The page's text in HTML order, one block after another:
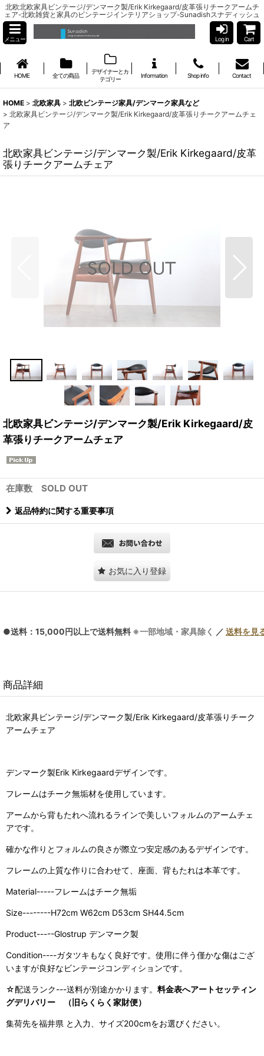
北欧北欧家具ビンテージ/デンマーク製/Erik Kirkegaard/皮革張りチークアームチ
ェア-北欧雑貨と家具のビンテージインテリアショップ-Sunadishスナディッシュ
メニュー Log in Cart
HOME 全ての商品
デザイナーとカ
テゴリー
Information Shop info Contact
HOME > 北欧家具 > 北欧ビンテージ家具/デンマーク家具など
> 北欧家具ビンテージ/デンマーク製/Erik Kirkegaard/皮革張りチークアームチェ
ア
北欧家具ビンテージ/デンマーク製/Erik Kirkegaard/皮革
張りチークアームチェア
北欧家具ビンテージ/デンマーク製/Erik Kirkegaard/皮
革張りチークアームチェア
在庫数 SOLD OUT
返品特約に関する重要事項
お気に入り登録
●送料：15,000円以上で送料無料 ※一部地域・家具除く ／ 送料を見
商品詳細
北欧家具ビンテージ/デンマーク製/Erik Kirkegaard/皮革張りチーク
アームチェア
デンマーク製Erik Kirkegaardデザインです。
フレームはチーク無垢材を使用しています。
アームから背もたれへ流れるラインで美しいフォルムのアームチェ
アです。
確かな作りとフォルムの良さが際立つ安定感のあるデザインです。
フレームの上質な作りに合わせて、座面、背もたれは本革です。
Material-----フレームはチーク無垢
Size--------H72cm W62cm D53cm SH44.5cm
Product-----Glostrup デンマーク製
Condition----ガタツキもなく良好です。使用に伴う僅かな傷はござ
いますが良好なビンテージコンディションです。
☆配送ランク---送料が別途かかります。 料金表へアートセッティン
グデリバリー （旧らくらく家財便）
集荷先を福井県 と入力、サイズ200cmをお選びください。